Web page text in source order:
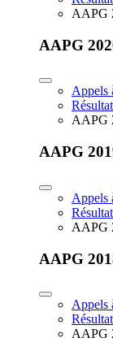
AAPG
AAPG
Appels
AAPG
AAPG
Appels
AAPG
AAPG
Appels
AAPG